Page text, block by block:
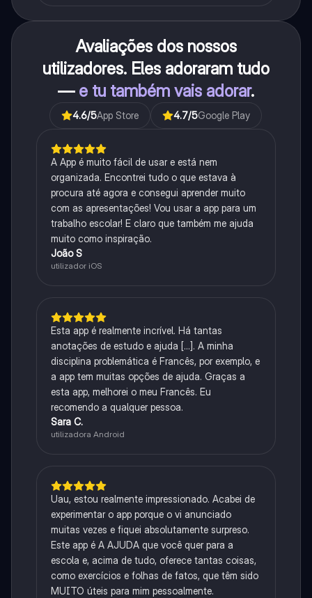
Avaliações dos nossos
utilizadores. Eles adoraram tudo
— e tu também vais adorar.
4.6/5App Store 4.7/5Google Play
A App é muito fácil de usar e está nem
organizada. Encontrei tudo o que estava à
procura até agora e consegui aprender muito
com as apresentações! Vou usar a app para um
trabalho escolar! E claro que também me ajuda
muito como inspiração.
João S
utilizador iOS
Esta app é realmente incrível. Há tantas
anotações de estudo e ajuda [...]. A minha
disciplina problemática é Francês, por exemplo, e
a app tem muitas opções de ajuda. Graças a
esta app, melhorei o meu Francês. Eu
recomendo a qualquer pessoa.
Sara C.
utilizadora Android
Uau, estou realmente impressionado. Acabei de
experimentar o app porque o vi anunciado
muitas vezes e fiquei absolutamente surpreso.
Este app é A AJUDA que você quer para a
escola e, acima de tudo, oferece tantas coisas,
como exercícios e folhas de fatos, que têm sido
MUITO úteis para mim pessoalmente.